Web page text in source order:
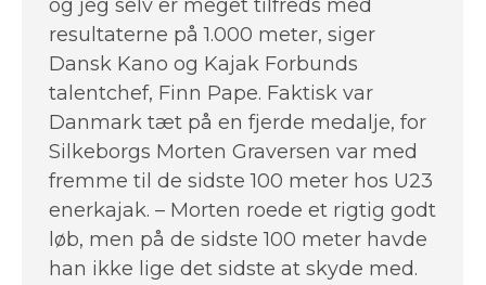
og jeg selv er meget tilfreds med
resultaterne på 1.000 meter, siger
Dansk Kano og Kajak Forbunds
talentchef, Finn Pape. Faktisk var
Danmark tæt på en fjerde medalje, for
Silkeborgs Morten Graversen var med
fremme til de sidste 100 meter hos U23
enerkajak. – Morten roede et rigtig godt
løb, men på de sidste 100 meter havde
han ikke lige det sidste at skyde med.